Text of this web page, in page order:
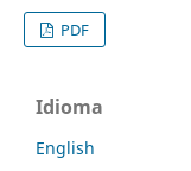
PDF
Idioma
English